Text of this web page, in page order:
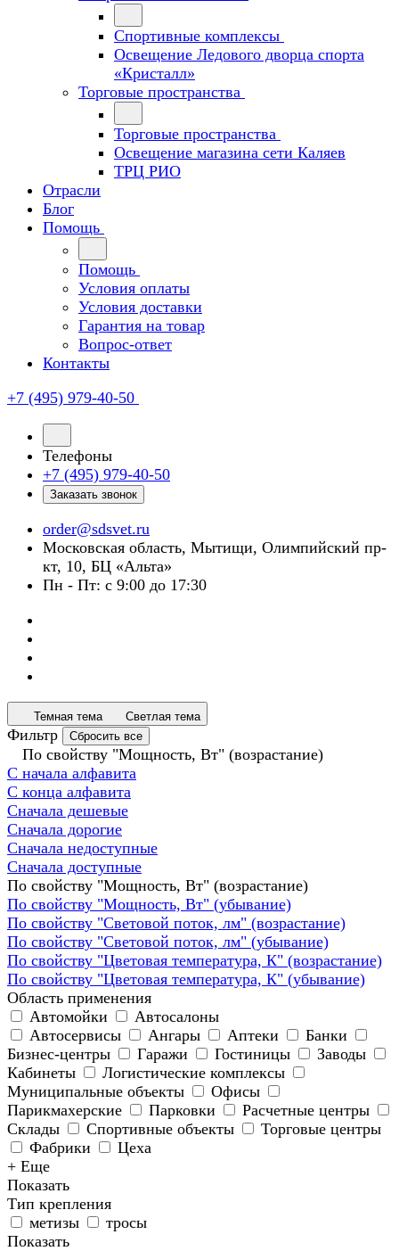
Спортивные комплексы
Освещение Ледового дворца спорта
«Кристалл»
Торговые пространства
Торговые пространства
Освещение магазина сети Каляев
ТРЦ РИО
Отрасли
Блог
Помощь
Помощь
Условия оплаты
Условия доставки
Гарантия на товар
Вопрос-ответ
Контакты
+7 (495) 979-40-50
Телефоны
+7 (495) 979-40-50
Заказать звонок
order@sdsvet.ru
Московская область, Мытищи, Олимпийский пр-
кт, 10, БЦ «Альта»
Пн - Пт: с 9:00 до 17:30
Темная тема Светлая тема
Фильтр Сбросить все
По свойству "Мощность, Вт" (возрастание)
С начала алфавита
С конца алфавита
Сначала дешевые
Сначала дорогие
Сначала недоступные
Сначала доступные
По свойству "Мощность, Вт" (возрастание)
По свойству "Мощность, Вт" (убывание)
По свойству "Световой поток, лм" (возрастание)
По свойству "Световой поток, лм" (убывание)
По свойству "Цветовая температура, К" (возрастание)
По свойству "Цветовая температура, К" (убывание)
Область применения
Автомойки
Автосалоны
Автосервисы
Ангары Аптеки
Банки
Бизнес-центры
Гаражи Гостиницы
Заводы
Кабинеты
Логистические комплексы
Муниципальные объекты
Офисы
Парикмахерские
Парковки
Расчетные центры
Склады
Спортивные объекты
Торговые центры
Фабрики
Цеха
+ Еще
Показать
Тип крепления
метизы
тросы
Показать